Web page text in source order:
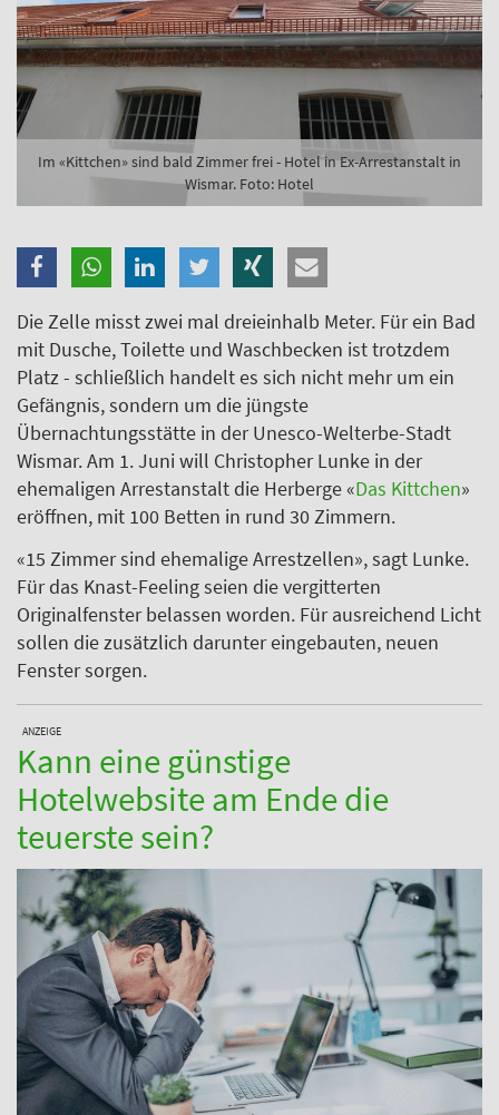
Im «Kittchen» sind bald Zimmer frei - Hotel in Ex-Arrestanstalt in
Wismar. Foto: Hotel
Die Zelle misst zwei mal dreieinhalb Meter. Für ein Bad
mit Dusche, Toilette und Waschbecken ist trotzdem
Platz - schließlich handelt es sich nicht mehr um ein
Gefängnis, sondern um die jüngste
Übernachtungsstätte in der Unesco-Welterbe-Stadt
Wismar. Am 1. Juni will Christopher Lunke in der
ehemaligen Arrestanstalt die Herberge «Das Kittchen»
eröffnen, mit 100 Betten in rund 30 Zimmern.
«15 Zimmer sind ehemalige Arrestzellen», sagt Lunke.
Für das Knast-Feeling seien die vergitterten
Originalfenster belassen worden. Für ausreichend Licht
sollen die zusätzlich darunter eingebauten, neuen
Fenster sorgen.
ANZEIGE
Kann eine günstige
Hotelwebsite am Ende die
teuerste sein?
Tageskarte-Newsletter (gegen 8.30 Uhr)
Ich habe dieDatenschutzerklärungzur Kenntnis
genommen.
Anmelden Danke, heute nicht